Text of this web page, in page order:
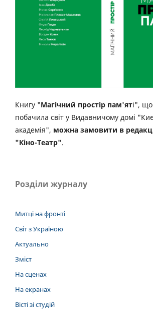
Книгу "Магічний простір пам'яті",
побачила світ у Видавничому домі
академія", можна замовити в
"Кіно-Театр".
Розділи журналу
Митці на фронті
Світ з Україною
Актуально
Зміст
На сценах
На екранах
Вісті зі студій